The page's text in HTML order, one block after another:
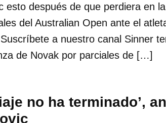
esto después de que perdiera en
del Australian Open ante el
a nuestro canal Sinner
de Novak por parciales de […]
no ha terminado’,